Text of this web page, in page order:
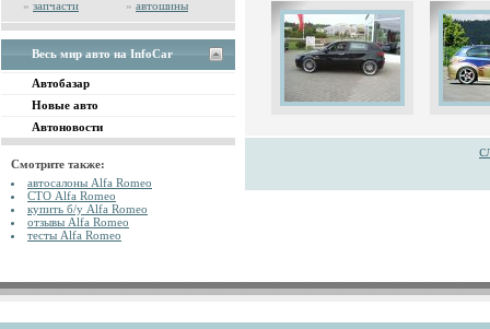
» запчасти » автошины
Весь мир авто на InfoCar
Автобазар
Новые авто
Автоновости
Смотрите также:
автосалоны Alfa Romeo
СТО Alfa Romeo
купить б/у Alfa Romeo
отзывы Alfa Romeo
тесты Alfa Romeo